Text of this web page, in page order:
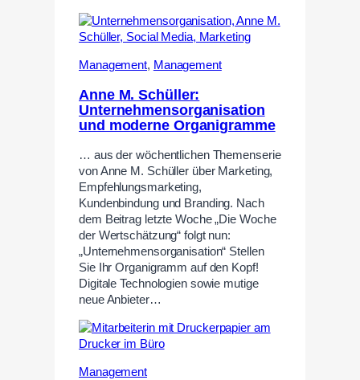
Management, Management
Anne M. Schüller:
Unternehmensorganisation
und moderne Organigramme
… aus der wöchentlichen Themenserie
von Anne M. Schüller über Marketing,
Empfehlungsmarketing,
Kundenbindung und Branding. Nach
dem Beitrag letzte Woche „Die Woche
der Wertschätzung“ folgt nun:
„Unternehmensorganisation“ Stellen
Sie Ihr Organigramm auf den Kopf!
Digitale Technologien sowie mutige
neue Anbieter…
Management